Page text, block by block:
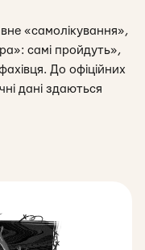
«самолікування»,
: самі пройдуть»,
До офіційних
дані здаються